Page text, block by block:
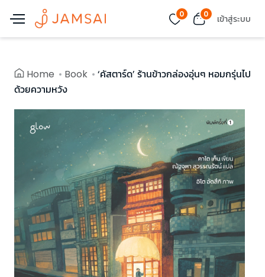
0 0 เข้าสู่ระบบ
Home Book
‘คัสตาร์ด’ ร้านข้าวกล่องอุ่นๆ หอมกรุ่นไป
ด้วยความหวัง